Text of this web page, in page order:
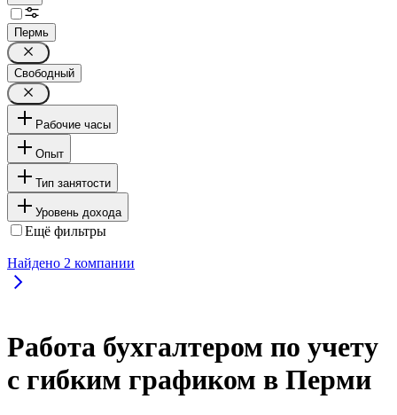
Пермь
Свободный
Рабочие часы
Опыт
Тип занятости
Уровень дохода
Ещё фильтры
Найдено 2 компании
Работа бухгалтером по учету
с гибким графиком в Перми